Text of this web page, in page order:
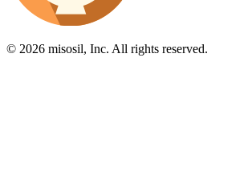
© 2026 misosil, Inc. All rights reserved.